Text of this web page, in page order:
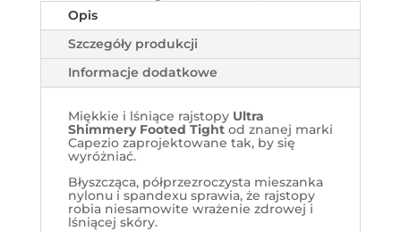
Opis
Szczegóły produkcji
Informacje dodatkowe
Miękkie i lśniące rajstopyUltra
Shimmery Footed Tightod znanej marki
Capezio zaprojektowane tak, by się
wyróżniać.
Błyszcząca, półprzezroczysta mieszanka
nylonu i spandexu sprawia, że rajstopy
robia niesamowite wrażenie zdrowej i
lśniącej skóry.